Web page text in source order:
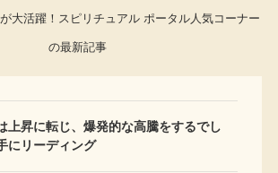
大活躍！スピリチュアル ポータル人気コーナー
の最新記事
上昇に転じ、爆発的な高騰をするでし
にリーディング